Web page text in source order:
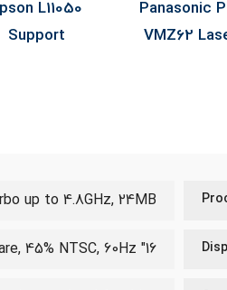
Epson L11050
Support
EB-E01
Support
up to 4.8GHz, 24MB
16" WUXGA (1920x1200) IPS 300nits Anti-glare, 45% NTSC, 60Hz